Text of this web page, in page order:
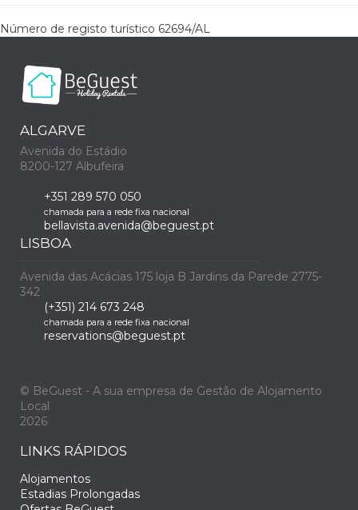
Número de registo turístico 62694/AL
ALGARVE
Avenida do Estádio
8200-127 Albufeira
+351 289 570 050
chamada para a rede fixa nacional
bellavista.avenida@beguest.pt
LISBOA
Avenida das Acácias 175 loja B Jardins da Parede 2775-
342
(+351) 214 673 248
chamada para a rede fixa nacional
reservations@beguest.pt
© BeGuest - A sua empresa de Gestão de Alojamento
Local
2026
LINKS RÁPIDOS
Alojamentos
Estadias Prolongadas